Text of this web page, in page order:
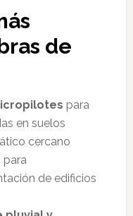
de
para
en suelos
cercano
para
de edificios